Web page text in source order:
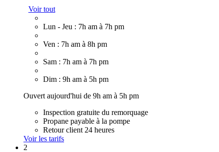
Voir tout
Lun - Jeu : 7h am à 7h pm
Ven : 7h am à 8h pm
Sam : 7h am à 7h pm
Dim : 9h am à 5h pm
Ouvert aujourd'hui de 9h am à 5h pm
Inspection gratuite du remorquage
Propane payable à la pompe
Retour client 24 heures
Voir les tarifs
2